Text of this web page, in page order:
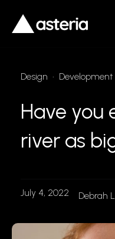
Design • Development
Have you
river as
July 4, 2022 Debrah